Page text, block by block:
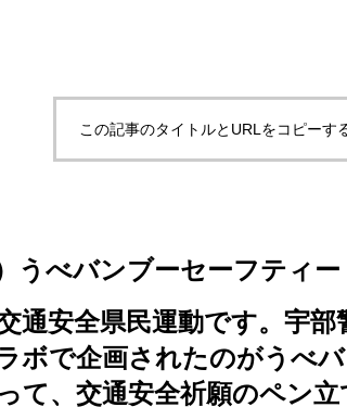
この記事のタイトルとURLをコピーす
うべバンブーセーフティー
通安全県民運動です。宇部
ボで企画されたのがうべ
て、交通安全祈願のペン